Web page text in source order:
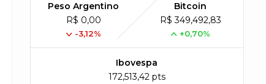
Peso Argentino
R$ 0,00
-3,12%
Bitcoin
R$ 349,492,83
+0,70%
Ibovespa
172,513,42 pts